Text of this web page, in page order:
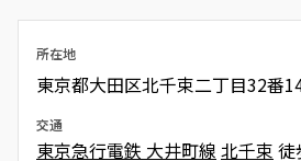
所在地
東京都大田区北千束二丁目32番
交通
東京急行電鉄 大井町線 北千束 徒